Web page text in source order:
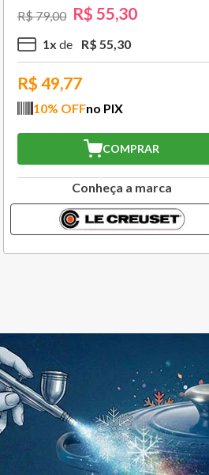
R$1.579, 00 R$1.105
10 x R$ 110,53
R$ 994,77
10% OFFno PIX
COMPRAR
Conheça a marca